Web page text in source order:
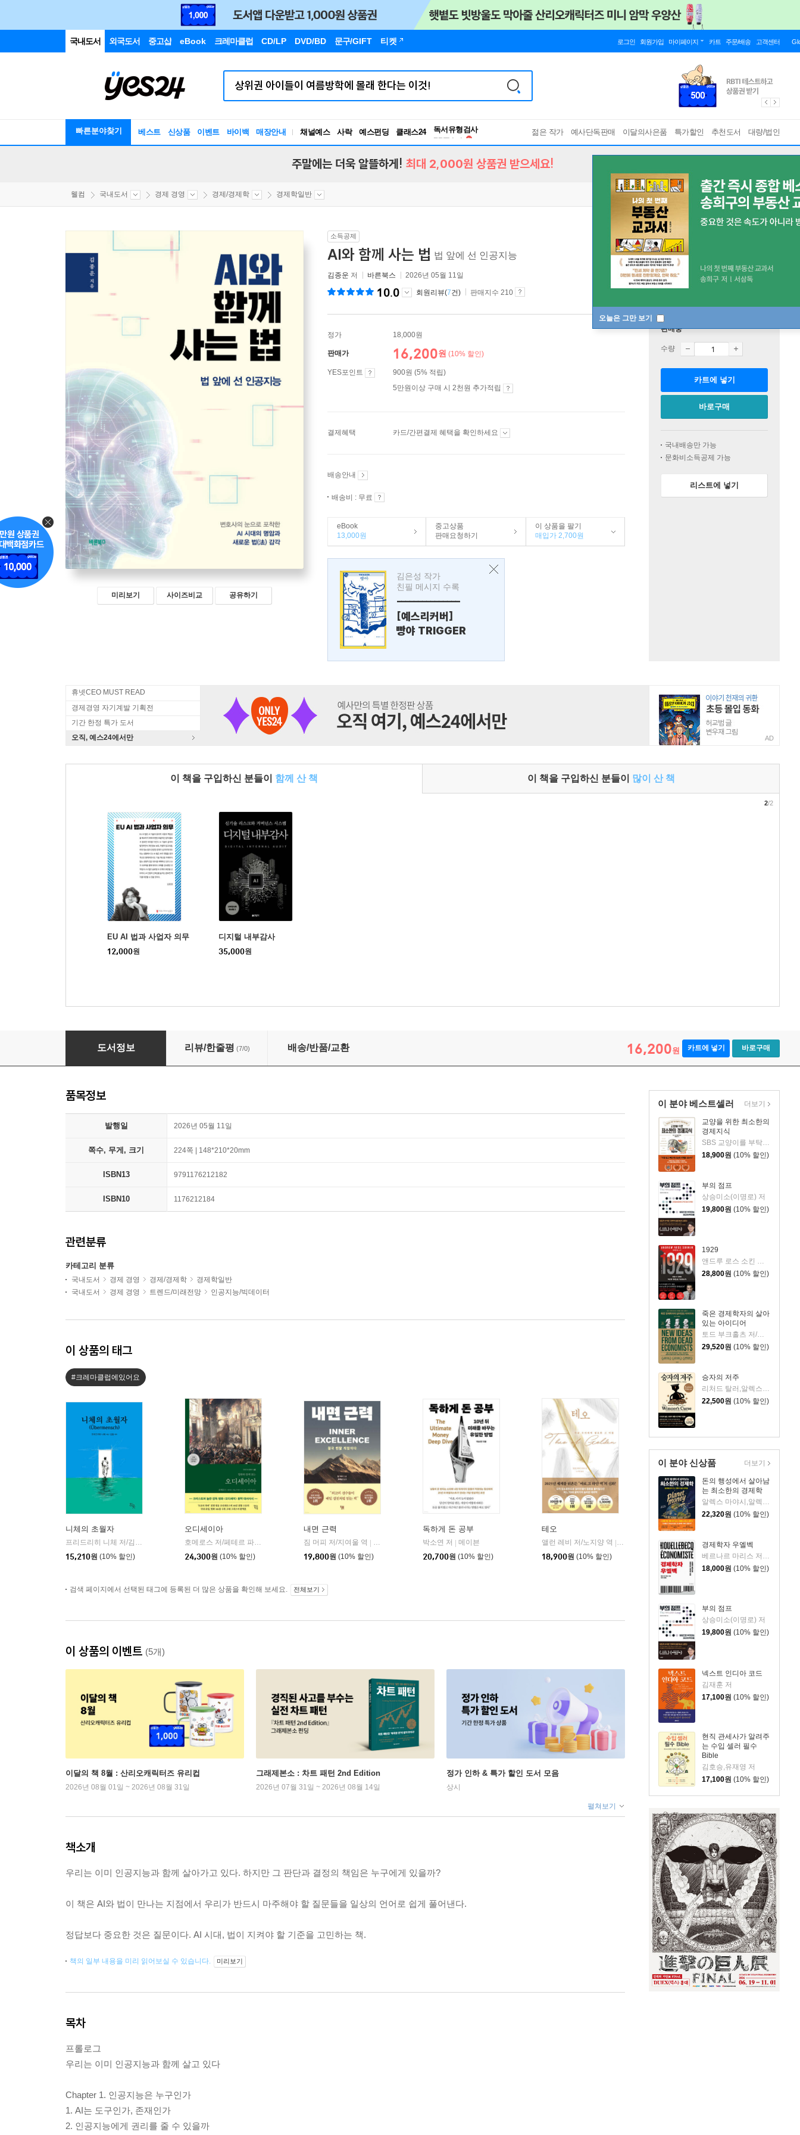
국내도서 외국도서 중고샵 eBook 크레마클럽 CD/LP DVD/BD 문구/GIFT 티켓 로그인 회원가입 마이페이지 카트 주문/배송 고객센터
빠른분야찾기 베스트 신상품 이벤트 바이백 매장안내 채널예스 사락 예스펀딩 클래스24
RBTI Lab
독서유형검사
젊은 작가 예사단독판매 이달의사은품 특가할인 추천도서 대량/법인
오늘은 그만 보기
주말에는 더욱 알뜰하게! 최대 2,000원 상품권 받으세요!
웰컴 국내도서 경제 경영 경제/경제학 경제학일반
미리보기 사이즈비교 공유하기
소득공제
AI와 함께 사는 법 법 앞에 선 인공지능
김종운 저 바른북스 2026년 05월 11일
10.0 회원리뷰(7건) 판매지수 210
정가 18,000원
판매가 16,200원 (10% 할인)
YES포인트
900원 (5% 적립)
5만원이상 구매 시 2천원 추가적립
결제혜택 카드/간편결제 혜택을 확인하세요
배송안내
배송비 : 무료
eBook
13,000원
중고상품
판매요청하기
이 상품을 팔기
매입가 2,700원
김은성 작가
친필 메시지 수록
---------------
[예스리커버]
빵야 TRIGGER
판매중
수량
카트에 넣기
바로구매
국내배송만 가능
문화비소득공제 가능
리스트에 넣기
휴넷CEO MUST READ
경제경영 자기계발 기획전
기간 한정 특가 도서
오직, 예스24에서만
AD
이 책을 구입하신 분들이 함께 산 책 이 책을 구입하신 분들이 많이 산 책
EU AI 법과 사업자 의무
12,000원
디지털 내부감사
35,000원
2/2
AI와 함께 사는 법
도서정보 리뷰/한줄평 (7/0) 배송/반품/교환 16,200원 카트에 넣기 바로구매
이 분야 베스트셀러
교양을 위한 최소한의
경제지식
SBS 교양이를 부탁해,한동훈 편
18,900원 (10% 할인)
부의 점프
상승미소(이명로) 저
19,800원 (10% 할인)
1929
28,800원 (10% 할인)
죽은 경제학자의 살아
있는 아이디어
토드 부크홀츠 저/류현 역/한순구 감수
29,520원 (10% 할인)
승자의 저주
리처드 탈러,알렉스 이마스 저/임경은 역/최정규 감수
22,500원 (10% 할인)
더보기
이 분야 신상품
돈의 행성에서 살아남
는 최소한의 경제학
22,320원 (10% 할인)
경제학자 우엘벡
베르나르 마리스 저/강민수 역
18,000원 (10% 할인)
부의 점프
상승미소(이명로) 저
19,800원 (10% 할인)
넥스트 인디아 코드
김재훈 저
17,100원 (10% 할인)
현직 관세사가 알려주
는 수입 셀러 필수
Bible
김호승,유재영 저
17,100원 (10% 할인)
더보기
품목정보
발행일 2026년 05월 11일
쪽수, 무게, 크기 224쪽 | 148*210*20mm
ISBN13 9791176212182
ISBN10 1176212184
관련분류
카테고리 분류
국내도서 경제 경영 경제/경제학
경제학일반
국내도서
경제 경영 트렌드/미래전망 인공지능/빅데이터
이 상품의 태그
#크레마클럽에있어요
니체의 초월자
프리드리히 니체 저/김철 편역
15,210원 (10% 할인)
오디세이아
호메로스 저/페테르 파울 루벤스 그림/박문재 역 | 현대지성
24,300원 (10% 할인)
내면 근력
짐 머피 저/지여울 역
윌북(willbook)
19,800원 (10% 할인)
독하게 돈 공부
박소연 저
메이븐
20,700원 (10% 할인)
테오
앨런 레비 저/노지양 역
오팬하우스
18,900원 (10% 할인)
검색 페이지에서 선택된 태그에 등록된 더 많은 상품을 확인해 보세요. 전체보기
이 상품의 이벤트 (5개)
이달의 책 8월 : 산리오캐릭터즈 유리컵
2026년 08월 01일 ~ 2026년 08월 31일
그래제본소 : 차트 패턴 2nd Edition
2026년 07월 31일 ~ 2026년 08월 14일
정가 인하 & 특가 할인 도서 모음
상시
펼쳐보기
책소개
우리는 이미 인공지능과 함께 살아가고 있다. 하지만 그 판단과 결정의 책임은 누구에게 있을까?
이 책은 AI와 법이 만나는 지점에서 우리가 반드시 마주해야 할 질문들을 일상의 언어로 쉽게 풀어낸다.
정답보다 중요한 것은 질문이다. AI 시대, 법이 지켜야 할 기준을 고민하는 책.
책의 일부 내용을 미리 읽어보실 수 있습니다. 미리보기
목차
프롤로그
우리는 이미 인공지능과 함께 살고 있다
Chapter 1. 인공지능은 누구인가
1. AI는 도구인가, 존재인가
2. 인공지능에게 권리를 줄 수 있을까